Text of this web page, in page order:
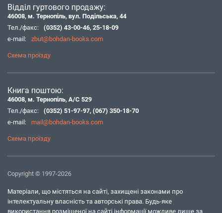
Відділ гуртового продажу:
46008, м. Тернопіль, вул. Подільська, 44
Тел./факс:
(0352) 43-00-46, 25-18-09
e-mail:
zbut@bohdan-books.com
Схема проїзду
Книга поштою:
46008, м. Тернопіль, А/С 529
Тел./факс:
(0352) 51-97-97, (067) 350-18-70
e-mail:
mail@bohdan-books.com
Схема проїзду
Copyright © 1997-2026
Матеріали, що містяться на сайті, захищені законами про
інтелектуальну власність та авторські права. Будь-яке
використання розміщеної на сайті інформації можливе лише за